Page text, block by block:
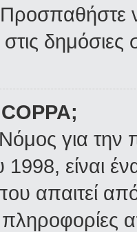
Προσπαθήστε
δημόσιες
COPPA;
για την
1998, είναι
απαιτεί